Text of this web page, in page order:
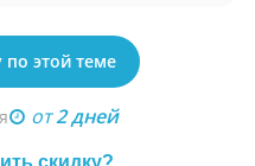
по этой теме
от2 дней
скидку?